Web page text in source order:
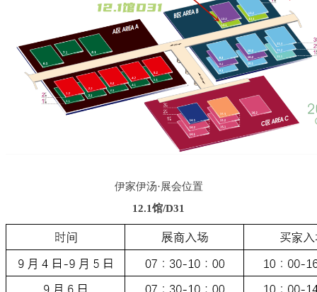
伊家伊汤·展会位置
12.1馆/D31